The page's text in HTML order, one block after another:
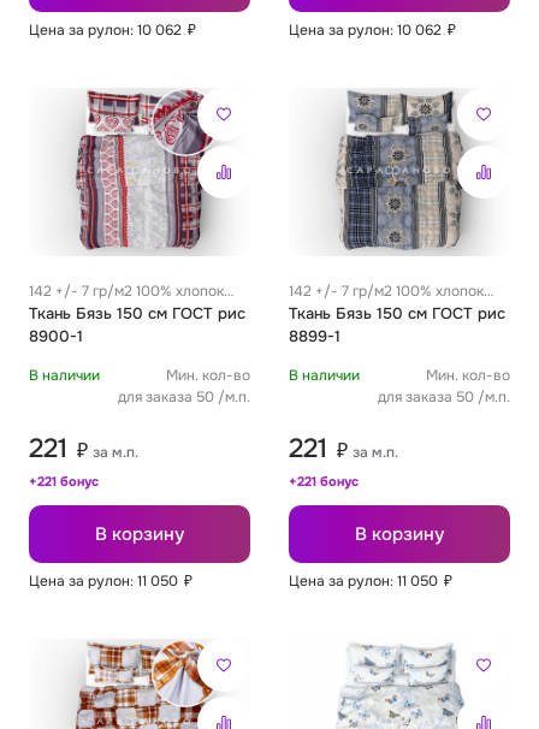
Цена за рулон: 10 062 ₽ Цена за рулон: 10 062 ₽
142 +/- 7 гр/м2 100% хлопок
0.29 м
Ткань Бязь 150 см ГОСТ рис
8900-1
В наличии
Мин. кол-во
для заказа 50 /м.п.
221 ₽ за м.п.
+221 бонус
В корзину
Цена за рулон: 11 050 ₽
142 +/- 7 гр/м2 100% хлопок
0.29 м
Ткань Бязь 150 см ГОСТ рис
8899-1
В наличии
Мин. кол-во
для заказа 50 /м.п.
221 ₽ за м.п.
+221 бонус
В корзину
Цена за рулон: 11 050 ₽